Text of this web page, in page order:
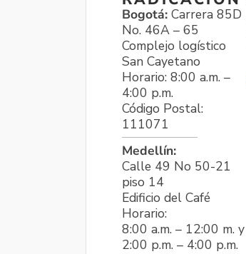
Bogotá: Carrera 85D
No. 46A – 65
Complejo logístico
San Cayetano
Horario: 8:00 a.m. –
4:00 p.m.
Código Postal:
111071
Medellín:
Calle 49 No 50-21
piso 14
Edificio del Café
Horario:
8:00 a.m. – 12:00 m. y
2:00 p.m. – 4:00 p.m.